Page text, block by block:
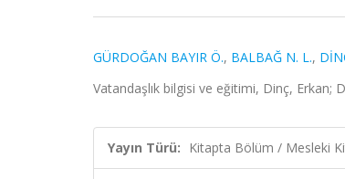
GÜRDOĞAN BAYIR Ö., BALBAĞ N. L.,
Vatandaşlık bilgisi ve eğitimi, Dinç,
Yayın Türü: Kitapta Bölüm / Mesleki